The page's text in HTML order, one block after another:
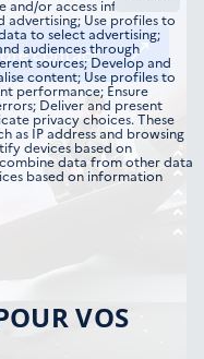
contact
or access information
advertising; Use profiles to
to select advertising;
audiences through
sources; Develop and
content; Use profiles to
performance; Ensure
Deliver and present
privacy choices. These
as IP address and browsing
devices based on
data from other data
based on information
VOS